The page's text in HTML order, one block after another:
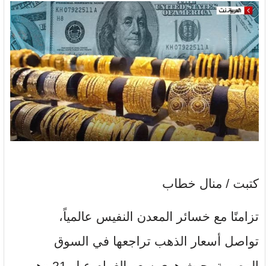
كتبت / منال خطاب
تزامنًا مع خسائر المعدن النفيس عالمياً،
تواصل أسعار الذهب تراجعها في السوق